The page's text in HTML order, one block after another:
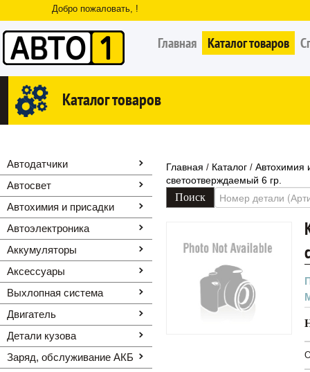
Добро пожаловать, !
Главная Каталог товаров
Каталог товаров
Автодатчики
Автосвет
Автохимия и присадки
Автоэлектроника
Аккумуляторы
Аксессуары
Выхлопная система
Двигатель
Детали кузова
Заряд, обслуживание АКБ
Главная / Каталог / Автохимия
светоотверждаемый 6 гр.